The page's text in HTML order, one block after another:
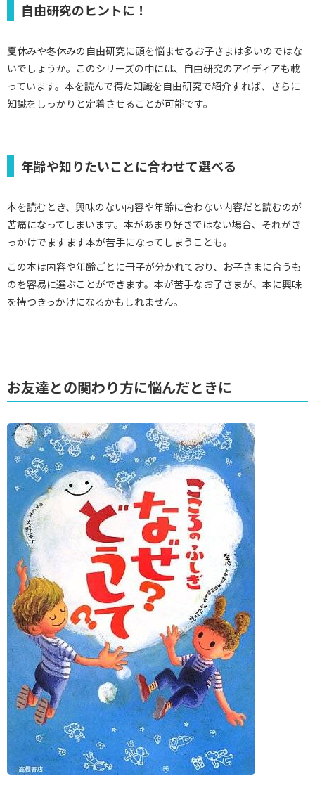
自由研究のヒントに！
夏休みや冬休みの自由研究に頭を悩ませるお子さまは多いのではな
いでしょうか。このシリーズの中には、自由研究のアイディアも載
っています。本を読んで得た知識を自由研究で紹介すれば、さらに
知識をしっかりと定着させることが可能です。
年齢や知りたいことに合わせて選べる
本を読むとき、興味のない内容や年齢に合わない内容だと読むのが
苦痛になってしまいます。本があまり好きではない場合、それがき
っかけでますます本が苦手になってしまうことも。
この本は内容や年齢ごとに冊子が分かれており、お子さまに合うも
のを容易に選ぶことができます。本が苦手なお子さまが、本に興味
を持つきっかけになるかもしれません。
お友達との関わり方に悩んだときに